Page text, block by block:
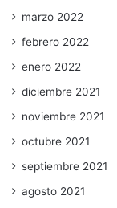
marzo 2022
febrero 2022
enero 2022
diciembre 2021
noviembre 2021
octubre 2021
septiembre 2021
agosto 2021